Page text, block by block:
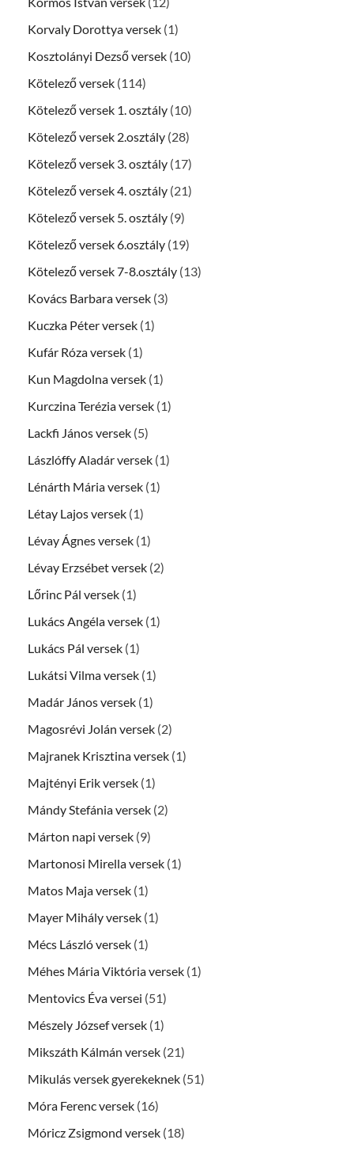
Korvaly Dorottya versek (1)
Kosztolányi Dezső versek (10)
Kötelező versek (114)
Kötelező versek 1. osztály (10)
Kötelező versek 2.osztály (28)
Kötelező versek 3. osztály (17)
Kötelező versek 4. osztály (21)
Kötelező versek 5. osztály (9)
Kötelező versek 6.osztály (19)
Kötelező versek 7-8.osztály (13)
Kovács Barbara versek (3)
Kuczka Péter versek (1)
Kufár Róza versek (1)
Kun Magdolna versek (1)
Kurczina Terézia versek (1)
Lackfi János versek (5)
Lászlóffy Aladár versek (1)
Lénárth Mária versek (1)
Létay Lajos versek (1)
Lévay Ágnes versek (1)
Lévay Erzsébet versek (2)
Lőrinc Pál versek (1)
Lukács Angéla versek (1)
Lukács Pál versek (1)
Lukátsi Vilma versek (1)
Madár János versek (1)
Magosrévi Jolán versek (2)
Majranek Krisztina versek (1)
Majtényi Erik versek (1)
Mándy Stefánia versek (2)
Márton napi versek (9)
Martonosi Mirella versek (1)
Matos Maja versek (1)
Mayer Mihály versek (1)
Mécs László versek (1)
Méhes Mária Viktória versek (1)
Mentovics Éva versei (51)
Mészely József versek (1)
Mikszáth Kálmán versek (21)
Mikulás versek gyerekeknek (51)
Móra Ferenc versek (16)
Móricz Zsigmond versek (18)